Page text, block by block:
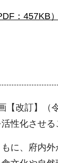
：457KB）
改訂】（
性化させ
に、府内